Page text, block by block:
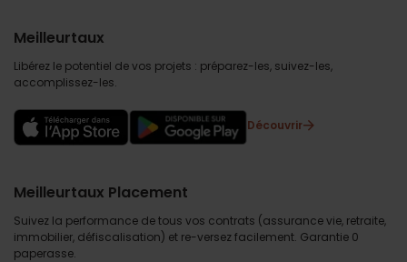
Meilleurtaux
Libérez le potentiel de vos projets : préparez-les, suivez-les,
accomplissez-les.
Découvrir
Meilleurtaux Placement
Suivez la performance de tous vos contrats (assurance vie, retraite,
immobilier, défiscalisation) et re-versez facilement. Garantie 0
paperasse.